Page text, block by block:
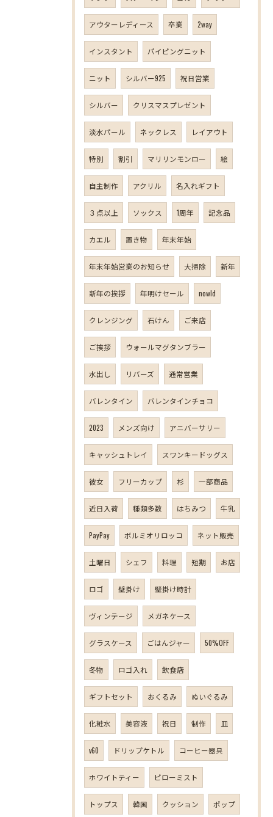
アウターレディース 卒業 2way
インスタント パイピングニット
ニット シルバー925 祝日営業
シルバー クリスマスプレゼント
淡水パール ネックレス レイアウト
特別 割引 マリリンモンロー 絵
自主制作 アクリル 名入れギフト
３点以上 ソックス 1周年 記念品
カエル 置き物 年末年始
年末年始営業のお知らせ 大掃除 新年
新年の挨拶 年明けセール nowld
クレンジング 石けん ご来店
ご挨拶 ウォールマグタンブラー
水出し リバーズ 通常営業
バレンタイン バレンタインチョコ
2023 メンズ向け アニバーサリー
キャッシュトレイ スワンキードッグス
彼女 フリーカップ 杉 一部商品
近日入荷 種類多数 はちみつ 牛乳
PayPay ボルミオリロッコ ネット販売
土曜日 シェフ 料理 短期 お店
ロゴ 壁掛け 壁掛け時計
ヴィンテージ メガネケース
グラスケース ごはんジャー 50%OFF
冬物 ロゴ入れ 飲食店
ギフトセット おくるみ ぬいぐるみ
化粧水 美容液 祝日 制作 皿
v60 ドリップケトル コーヒー器具
ホワイトティー ピローミスト
トップス 韓国 クッション ポップ